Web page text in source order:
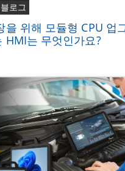
로그
을 위해 모듈형 CPU 업
HMI는 무엇인가요?